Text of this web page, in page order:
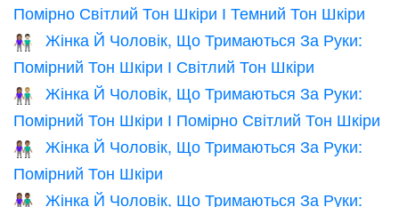
Помірно Світлий Тон Шкіри І Темний Тон Шкіри
👩🏽‍🤝‍👨🏻
Жінка Й Чоловік, Що Тримаються За Руки:
Помірний Тон Шкіри І Світлий Тон Шкіри
👩🏽‍🤝‍👨🏼
Жінка Й Чоловік, Що Тримаються За Руки:
Помірний Тон Шкіри І Помірно Світлий Тон Шкіри
👫🏽
Жінка Й Чоловік, Що Тримаються За Руки:
Помірний Тон Шкіри
👩🏽‍🤝‍👨🏾
Жінка Й Чоловік, Що Тримаються За Руки: